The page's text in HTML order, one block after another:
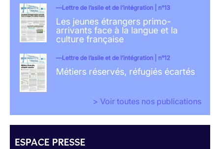
Lettre de l’asile et de l’intégration | n°13
Les jeunes étrangers primo-
arrivants face à la langue et la
culture française
Lettre de l’asile et de l’intégration | n°12
Métiers réservés, réfugiés écartés
> Voir toutes nos publications
ESPACE PRESSE